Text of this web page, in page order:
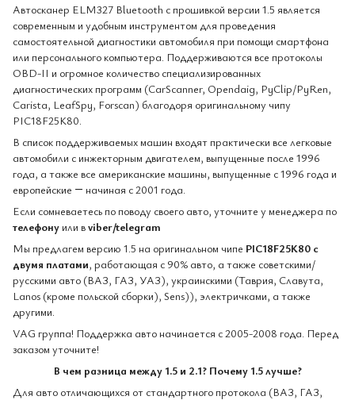
Автосканер ELM327 Bluetooth с прошивкой версии 1.5 является
современным и удобным инструментом для проведения
самостоятельной диагностики автомобиля при помощи смартфона
или персонального компьютера. Поддерживаются все протоколы
OBD-II и огромное количество специализированных
диагностических программ (CarScanner, Opendaig, PyClip/PyRen,
Carista, LeafSpy, Forscan) благодоря оригинальному чипу
PIC18F25K80.
В список поддерживаемых машин входят практически все легковые
автомобили с инжекторным двигателем, выпущенные после 1996
года, а также все американские машины, выпущенные с 1996 года и
европейские ― начиная с 2001 года.
Если сомневаетесь по поводу своего авто, уточните у менеджера по
телефону или вviber/telegram
Мы предлагем версию 1.5 на оригинальном чипе PIC18F25K80 с
двумя платами, работающая с 90% авто, а также советскими/
русскими авто (ВАЗ, ГАЗ, УАЗ), украинскими (Таврия, Славута,
Lanos (кроме польской сборки), Sens)), электричками, а также
другими.
VAG группа! Поддержка авто начинается с 2005-2008 года. Перед
заказом уточните!
В чем разница между 1.5 и 2.1? Почему 1.5 лучше?
Для авто отличающихся от стандартного протокола (ВАЗ, ГАЗ,